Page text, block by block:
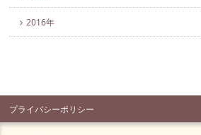
2016年
プライバシーポリシー